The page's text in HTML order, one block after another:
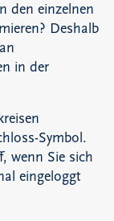
den einzelnen
Deshalb
in der
Symbol.
wenn Sie sich
eingeloggt